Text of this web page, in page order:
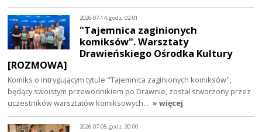
2026-07-14, godz. 02:01
"Tajemnica zaginionych
komiksów". Warsztaty
Drawieńskiego Ośrodka Kultury
[ROZMOWA]
Komiks o intrygującym tytule "Tajemnica zaginionych komiksów",
będący swoistym przewodnikiem po Drawnie, został stworzony przez
uczestników warsztatów komiksowych… » więcej
2026-07-05, godz. 20:00